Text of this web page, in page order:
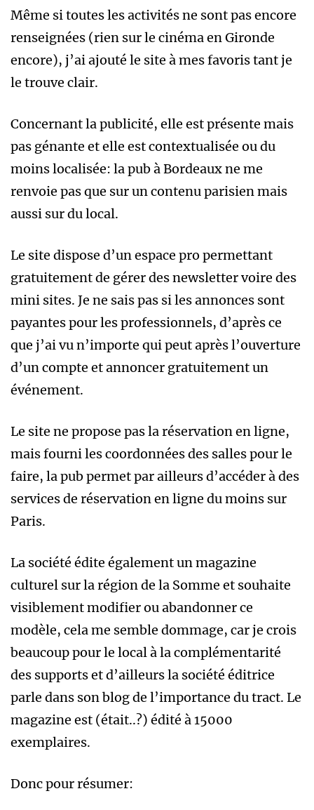
Même si toutes les activités ne sont pas encore
renseignées (rien sur le cinéma en Gironde
encore), j’ai ajouté le site à mes favoris tant je
le trouve clair.
Concernant la publicité, elle est présente mais
pas génante et elle est contextualisée ou du
moins localisée: la pub à Bordeaux ne me
renvoie pas que sur un contenu parisien mais
aussi sur du local.
Le site dispose d’un espace pro permettant
gratuitement de gérer des newsletter voire des
mini sites. Je ne sais pas si les annonces sont
payantes pour les professionnels, d’après ce
que j’ai vu n’importe qui peut après l’ouverture
d’un compte et annoncer gratuitement un
événement.
Le site ne propose pas la réservation en ligne,
mais fourni les coordonnées des salles pour le
faire, la pub permet par ailleurs d’accéder à des
services de réservation en ligne du moins sur
Paris.
La société édite également un magazine
culturel sur la région de la Somme et souhaite
visiblement modifier ou abandonner ce
modèle, cela me semble dommage, car je crois
beaucoup pour le local à la complémentarité
des supports et d’ailleurs la société éditrice
parle dans son blog de l’importance du tract. Le
magazine est (était..?) édité à 15000
exemplaires.
Donc pour résumer: